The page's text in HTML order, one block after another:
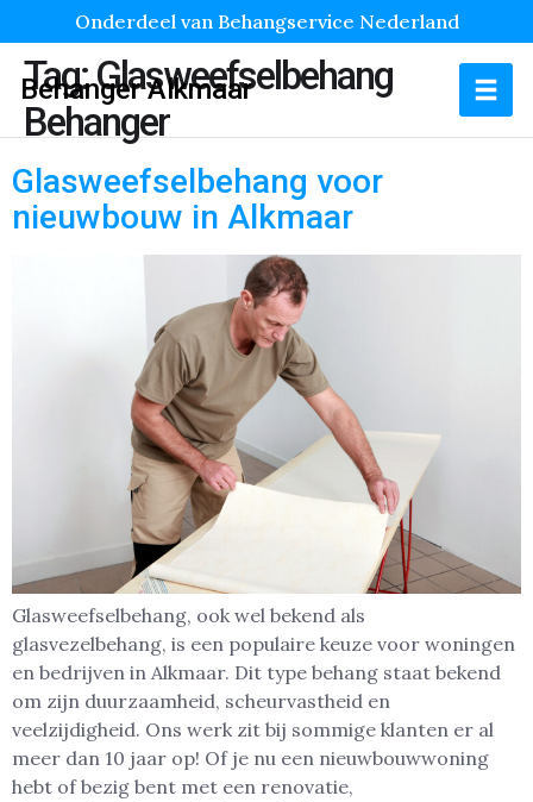
Onderdeel van Behangservice Nederland
Behanger Alkmaar
Tag:Glasweefselbehang
Behanger
Glasweefselbehang voor
nieuwbouw in Alkmaar
Glasweefselbehang, ook wel bekend als
glasvezelbehang, is een populaire keuze voor woningen
en bedrijven in Alkmaar. Dit type behang staat bekend
om zijn duurzaamheid, scheurvastheid en
veelzijdigheid. Ons werk zit bij sommige klanten er al
meer dan 10 jaar op! Of je nu een nieuwbouwwoning
hebt of bezig bent met een renovatie,